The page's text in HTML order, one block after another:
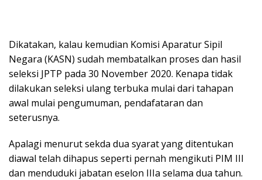
Dikatakan, kalau kemudian Komisi Aparatur Sipil
Negara (KASN) sudah membatalkan proses dan hasil
seleksi JPTP pada 30 November 2020. Kenapa tidak
dilakukan seleksi ulang terbuka mulai dari tahapan
awal mulai pengumuman, pendafataran dan
seterusnya.
Apalagi menurut sekda dua syarat yang ditentukan
diawal telah dihapus seperti pernah mengikuti PIM III
dan menduduki jabatan eselon IIIa selama dua tahun.